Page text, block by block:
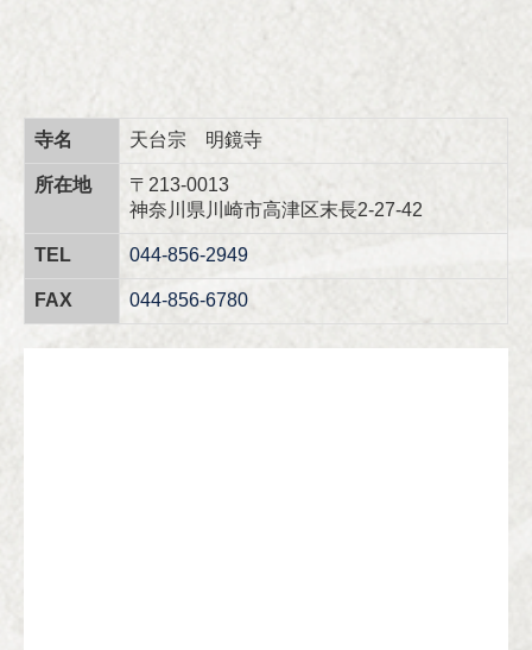
寺名 天台宗 明鏡寺
所在地
〒213-0013
神奈川県川崎市高津区末長2-27-42
TEL 044-856-2949
FAX 044-856-6780